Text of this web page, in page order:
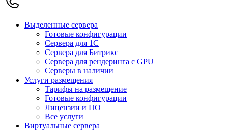
Выделенные сервера
Готовые конфигурации
Сервера для 1С
Сервера для Битрикс
Сервера для рендеринга с GPU
Серверы в наличии
Услуги размещения
Тарифы на размещение
Готовые конфигурации
Лицензии и ПО
Все услуги
Виртуальные сервера